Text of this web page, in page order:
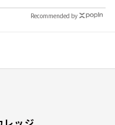
Recommended by